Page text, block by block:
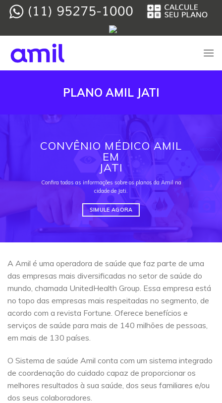
Skip
PLANO AMIL JATI
CONVÊNIO MÉDICO AMIL
EM
JATI
Confira todas as informações sobre os planos da Amil na
cidade de Jati.
SIMULE AGORA
A Amil é uma operadora de saúde que faz parte de uma
das empresas mais diversificadas no setor de saúde do
mundo, chamada UnitedHealth Group. Essa empresa está
no topo das empresas mais respeitadas no segmento, de
acordo com a revista Fortune. Oferece benefícios e
serviços de saúde para mais de 140 milhões de pessoas,
em mais de 130 países.
O Sistema de saúde Amil conta com um sistema integrado
de coordenação do cuidado capaz de proporcionar os
melhores resultados à sua saúde, dos seus familiares e/ou
dos seus colaboradores.